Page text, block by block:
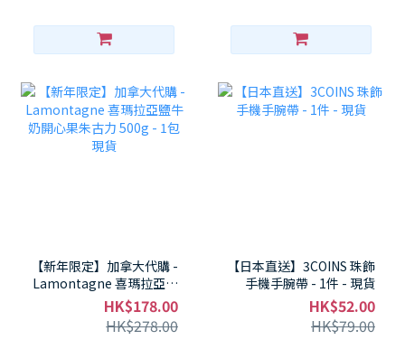
【新年限定】加拿大代購 -
Lamontagne 喜瑪拉亞鹽
牛奶開心果朱古力 500g -
1包 現貨
HK$178.00
HK$278.00
【日本直送】3COINS 珠飾
手機手腕帶 - 1件 - 現貨
HK$52.00
HK$79.00